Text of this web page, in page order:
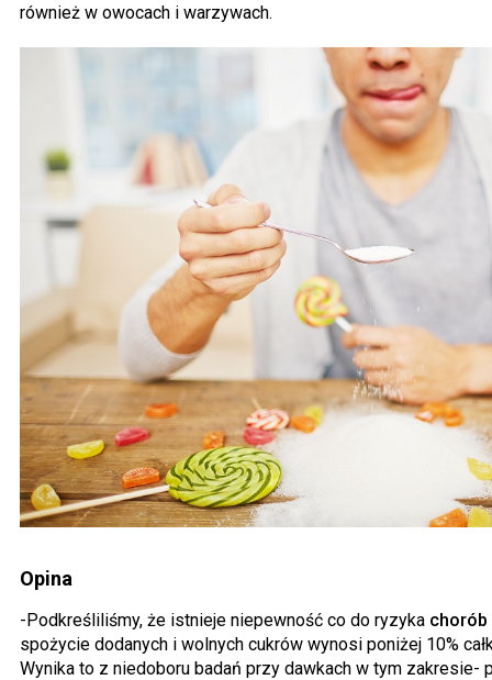
również w owocach i warzywach.
Opina
-Podkreśliliśmy, że istnieje niepewność co do ryzyka chorób
spożycie dodanych i wolnych cukrów wynosi poniżej 10%
Wynika to z niedoboru badań przy dawkach w tym zakresie-